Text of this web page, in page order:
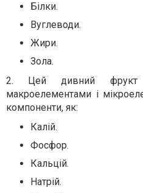
Білки.
Вуглеводи.
Жири.
Зола.
2. Цей дивний фрукт
макроелементами і
компоненти, як:
Калій.
Фосфор.
Кальцій.
Натрій.